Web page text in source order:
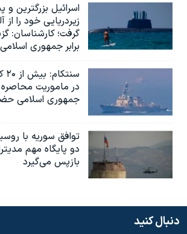
اسرائيل بزرگترین و
زیردریایی خود را
گرفت؛ کارشناسان:
برابر جمهوری
در ماموریت محاصره
جمهوری اسلامی
توافق سوریه با
دو پایگاه مهم
بازپس می‌گیرد
دنبال کنید